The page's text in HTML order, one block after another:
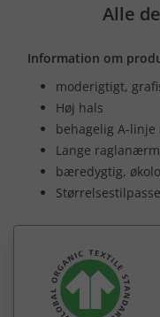
Alle
Information om
moderigtigt,
Høj hals
behagelig A-
Lange
bæredygtig,